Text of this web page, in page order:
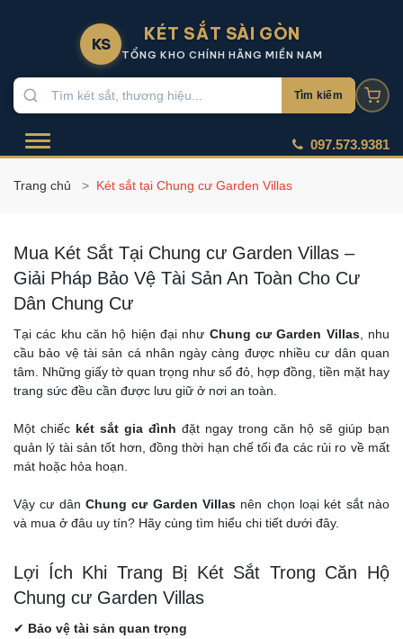
KS KÉT SẮT SÀI GÒN
TỔNG KHO CHÍNH HÃNG MIỀN NAM
Tìm kiếm
097.573.9381
Trang chủ Két sắt tại Chung cư Garden Villas
Mua Két Sắt Tại Chung cư Garden Villas –
Giải Pháp Bảo Vệ Tài Sản An Toàn Cho Cư
Dân Chung Cư
Tại các khu căn hộ hiện đại như Chung cư Garden Villas, nhu
cầu bảo vệ tài sản cá nhân ngày càng được nhiều cư dân quan
tâm. Những giấy tờ quan trọng như sổ đỏ, hợp đồng, tiền mặt hay
trang sức đều cần được lưu giữ ở nơi an toàn.
Một chiếc két sắt gia đình đặt ngay trong căn hộ sẽ giúp bạn
quản lý tài sản tốt hơn, đồng thời hạn chế tối đa các rủi ro về mất
mát hoặc hỏa hoạn.
Vậy cư dân Chung cư Garden Villas nên chọn loại két sắt nào
và mua ở đâu uy tín? Hãy cùng tìm hiểu chi tiết dưới đây.
Lợi Ích Khi Trang Bị Két Sắt Trong Căn Hộ
Chung cư Garden Villas
✔ Bảo vệ tài sản quan trọng